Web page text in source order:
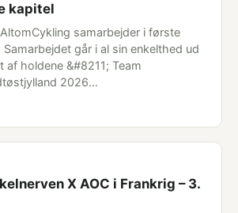
kapitel
samarbejder i første
går i al sin enkelthed ud
af holdene &#8211; Team
2026…
X AOC i Frankrig – 3.